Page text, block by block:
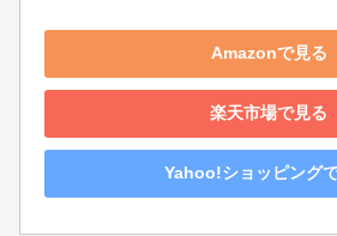
Amazonで見る
楽天市場で見る
Yahoo!ショッピング